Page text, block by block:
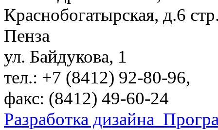
Краснобогатырская, д.6
Пенза
ул. Байдукова, 1
тел.: +7 (8412) 92-80-96,
факс: (8412) 49-60-24
Разработка дизайна